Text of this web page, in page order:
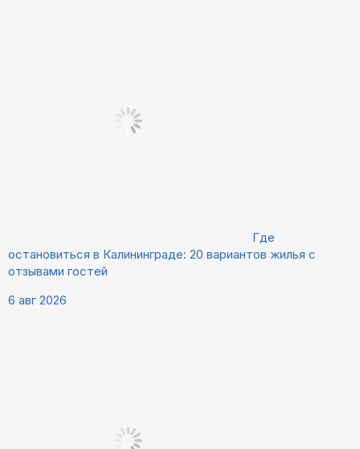
Где
остановиться в Калининграде: 20 вариантов жилья с
отзывами гостей
6 авг 2026